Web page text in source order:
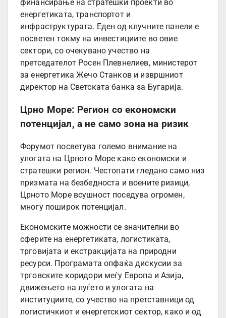
финансирање на стратешки проекти во
енергетиката, транспортот и
инфраструктурата. Еден од клучните панели е
посветен токму на инвестициите во овие
сектори, со очекувано учество на
претседателот Росен Плевнелиев, министерот
за енергетика Жечо Станков и извршниот
директор на Светската банка за Бугарија.
Црно Море: Регион со економски
потенцијал, а не само зона на ризик
Форумот посветува големо внимание на
улогата на Црното Море како економски и
стратешки регион. Честопати гледано само низ
призмата на безбедноста и воените ризици,
Црното Море всушност поседува огромен,
многу поширок потенцијал.
Економските можности се значителни во
сферите на енергетиката, логистиката,
трговијата и екстракцијата на природни
ресурси. Програмата опфаќа дискусии за
трговските коридори меѓу Европа и Азија,
движењето на луѓето и улогата на
институциите, со учество на претставници од
логистичкиот и енергетскиот сектор, како и од